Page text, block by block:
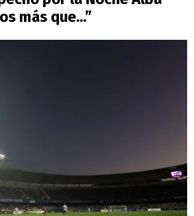
más que...”